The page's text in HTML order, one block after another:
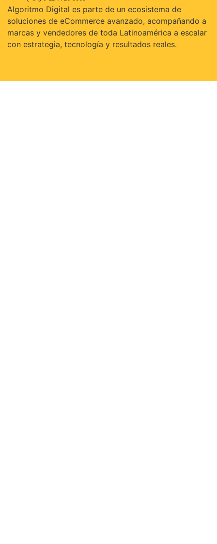
Algoritmo Digital es parte de un ecosistema de
soluciones de eCommerce avanzado, acompañando a
marcas y vendedores de toda Latinoamérica a escalar
con estrategia, tecnología y resultados reales.